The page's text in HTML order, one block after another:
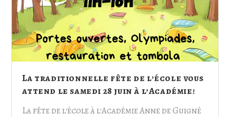
La traditionnelle fête de l’école vous
attend le samedi 28 juin à l’Académie!
La fête de l'école à l'Académie Anne de Guigné